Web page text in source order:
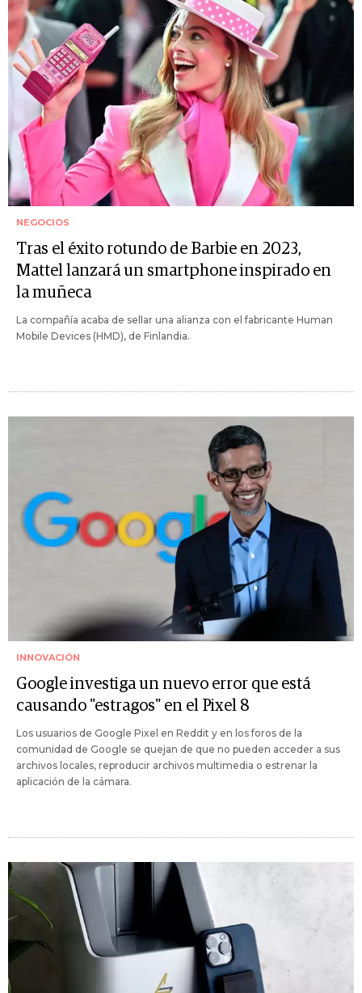
NEGOCIOS
Tras el éxito rotundo de Barbie en 2023,
Mattel lanzará un smartphone inspirado en
la muñeca
La compañía acaba de sellar una alianza con el fabricante Human
Mobile Devices (HMD), de Finlandia.
INNOVACIÓN
Google investiga un nuevo error que está
causando "estragos" en el Pixel 8
Los usuarios de Google Pixel en Reddit y en los foros de la
comunidad de Google se quejan de que no pueden acceder a sus
archivos locales, reproducir archivos multimedia o estrenar la
aplicación de la cámara.